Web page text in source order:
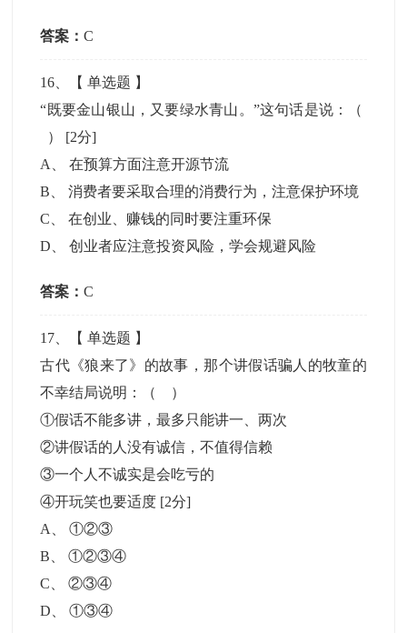
答案：C
16 、【单选题 】
“既要金山银山，又要绿水青山。”这句话是说：（
） [2分]
A
、在预算方面注意开源节流
B 、消费者要采取合理的消费行为，注意保护环境
C 、在创业、赚钱的同时要注重环保
D 、创业者应注意投资风险，学会规避风险
答案：C
17 、【单选题 】
古代《狼来了》的故事，那个讲假话骗人的牧童的
不幸结局说明：（ ）
①假话不能多讲，最多只能讲一、两次
②讲假话的人没有诚信，不值得信赖
③一个人不诚实是会吃亏的
④开玩笑也要适度 [2分]
A
、①②③
B 、①②③④
C 、②③④
D 、①③④